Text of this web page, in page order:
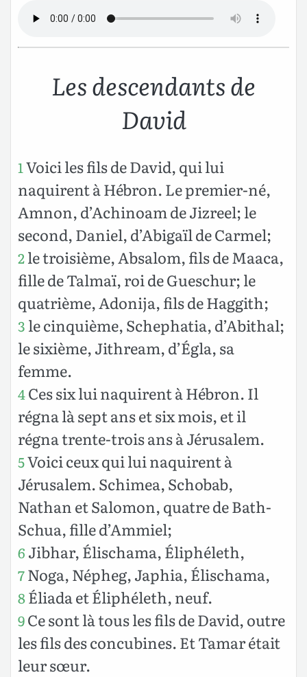
Les descendants de
David
1 Voici les fils de David, qui lui
naquirent à Hébron. Le premier-né,
Amnon, d’Achinoam de Jizreel; le
second, Daniel, d’Abigaïl de Carmel;
2le troisième, Absalom, fils de Maaca,
fille de Talmaï, roi de Gueschur; le
quatrième, Adonija, fils de Haggith;
3 le cinquième, Schephatia, d’Abithal;
le sixième, Jithream, d’Égla, sa
femme.
4Ces six lui naquirent à Hébron. Il
régna là sept ans et six mois, et il
régna trente-trois ans à Jérusalem.
5Voici ceux qui lui naquirent à
Jérusalem. Schimea, Schobab,
Nathan et Salomon, quatre de Bath-
Schua, fille d’Ammiel;
6 Jibhar, Élischama, Éliphéleth,
7Noga, Népheg, Japhia, Élischama,
8Éliada et Éliphéleth, neuf.
9Ce sont là tous les fils de David, outre
les fils des concubines. Et Tamar était
leur sœur.